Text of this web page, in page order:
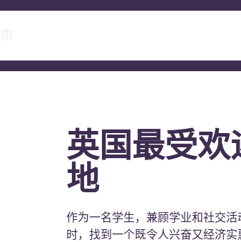
引领公寓新时代
英国最受
地
作为一名学生，兼顾学业和社交
时，找到一个既令人兴奋又经济